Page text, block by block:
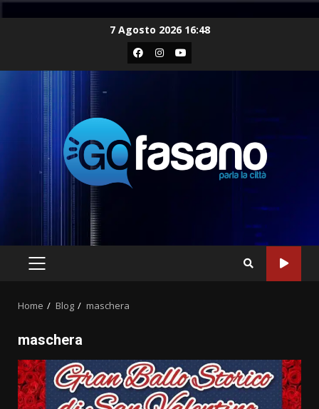
7 Agosto 2026 16:48
Facebook
Instagram
Youtube
PRIMARY
Home Blog maschera
maschera